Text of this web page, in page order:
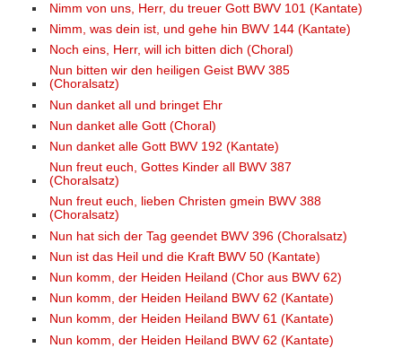
Nimm von uns, Herr, du treuer Gott BWV 101 (Kantate)
Nimm, was dein ist, und gehe hin BWV 144 (Kantate)
Noch eins, Herr, will ich bitten dich (Choral)
Nun bitten wir den heiligen Geist BWV 385
(Choralsatz)
Nun danket all und bringet Ehr
Nun danket alle Gott (Choral)
Nun danket alle Gott BWV 192 (Kantate)
Nun freut euch, Gottes Kinder all BWV 387
(Choralsatz)
Nun freut euch, lieben Christen gmein BWV 388
(Choralsatz)
Nun hat sich der Tag geendet BWV 396 (Choralsatz)
Nun ist das Heil und die Kraft BWV 50 (Kantate)
Nun komm, der Heiden Heiland (Chor aus BWV 62)
Nun komm, der Heiden Heiland BWV 62 (Kantate)
Nun komm, der Heiden Heiland BWV 61 (Kantate)
Nun komm, der Heiden Heiland BWV 62 (Kantate)